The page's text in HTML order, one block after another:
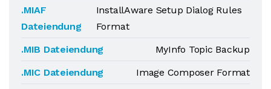
.MIAF
Dateiendung
InstallAware Setup Dialog Rules
Format
.MIB Dateiendung
MyInfo Topic Backup
.MIC Dateiendung
Image Composer Format